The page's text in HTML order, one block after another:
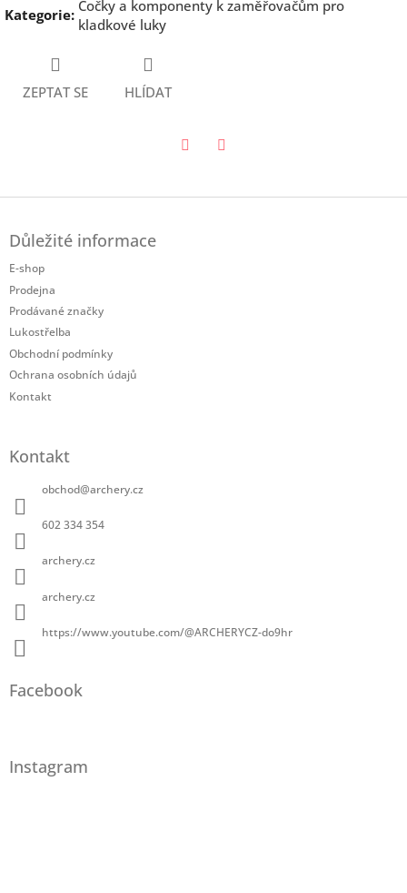
Kategorie: Čočky a komponenty k zaměřovačům pro
kladkové luky
ZEPTAT SE HLÍDAT
Důležité informace
E-shop
Prodejna
Prodávané značky
Lukostřelba
Obchodní podmínky
Ochrana osobních údajů
Kontakt
Kontakt
obchod@archery.cz
602 334 354
archery.cz
archery.cz
https://www.youtube.com/@ARCHERYCZ-do9hr
Facebook
Instagram